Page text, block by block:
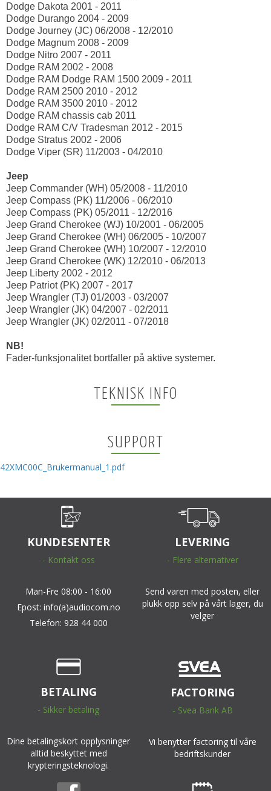
Dodge Dakota 2001 - 2011
Dodge Durango 2004 - 2009
Dodge Journey (JC) 06/2008 - 12/2010
Dodge Magnum 2008 - 2009
Dodge Nitro 2007 - 2011
Dodge RAM 2002 - 2008
Dodge RAM Dodge RAM 1500 2009 - 2011
Dodge RAM 2500 2010 - 2012
Dodge RAM 3500 2010 - 2012
Dodge RAM chassis cab 2011
Dodge RAM C/V Tradesman 2012 - 2015
Dodge Stratus 2002 - 2006
Dodge Viper (SR) 11/2003 - 04/2010
Jeep
Jeep Commander (WH) 05/2008 - 11/2010
Jeep Compass (PK) 11/2006 - 06/2010
Jeep Compass (PK) 05/2011 - 12/2016
Jeep Grand Cherokee (WJ) 10/2001 - 06/2005
Jeep Grand Cherokee (WH) 06/2005 - 10/2007
Jeep Grand Cherokee (WH) 10/2007 - 12/2010
Jeep Grand Cherokee (WK) 12/2010 - 06/2013
Jeep Liberty 2002 - 2012
Jeep Patriot (PK) 2007 - 2017
Jeep Wrangler (TJ) 01/2003 - 03/2007
Jeep Wrangler (JK) 04/2007 - 02/2011
Jeep Wrangler (JK) 02/2011 - 07/2018
NB!
Fader-funksjonalitet bortfaller på aktive systemer.
TEKNISK INFO
SUPPORT
42XMC00C_Brukermanual_1.pdf
KUNDESENTER
- Kontakt oss
Man-Fre 08:00 - 16:00
Epost: info(a)audiocom.no
Telefon: 928 44 000
LEVERING
- Flere alternativer
Send varen med posten, eller
plukk opp selv på vårt lager, du
velger
BETALING
- Sikker betaling
Dine betalingskort opplysninger
alltid beskyttet med
krypteringsteknologi.
FACTORING
- Svea Bank AB
Vi benytter factoring til våre
bedriftskunder